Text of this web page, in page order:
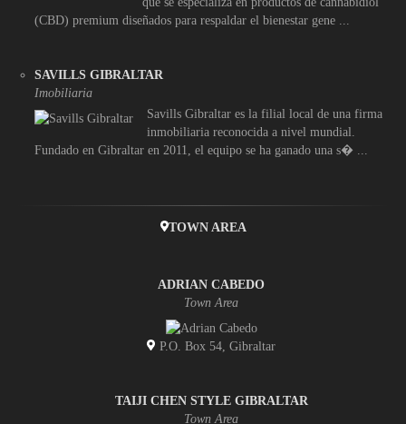
(CBD) premium diseñados para respaldar el bienestar gene ...
SAVILLS GIBRALTAR
Imobiliaria
Savills Gibraltar es la filial local de una firma
inmobiliaria reconocida a nivel mundial.
Fundado en Gibraltar en 2011, el equipo se ha ganado una s� ...
TOWN AREA
ADRIAN CABEDO
Town Area
P.O. Box 54, Gibraltar
TAIJI CHEN STYLE GIBRALTAR
Town Area